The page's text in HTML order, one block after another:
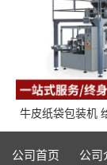
牛皮纸袋包装机
量封口包装机填
包装
公司首页 公司